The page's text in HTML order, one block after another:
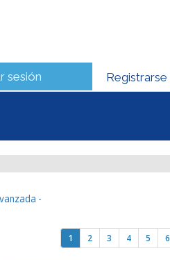
sesión Registrarse
-
1 2 3 4 5 6